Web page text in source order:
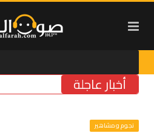
أخبار عاجلة
نجوم ومشاهير